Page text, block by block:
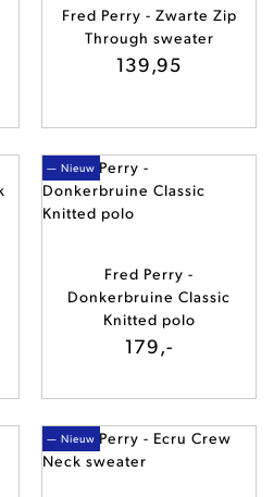
Fred Perry - Zwarte Zip
Through sweater
139,95
— Nieuw
Fred Perry -
Donkerbruine Classic
Knitted polo
179,-
— Nieuw